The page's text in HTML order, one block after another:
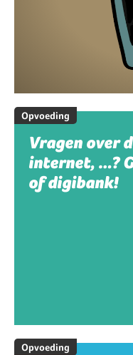
Opvoeding
Vragen over
internet, …?
of digibank!
Opvoeding